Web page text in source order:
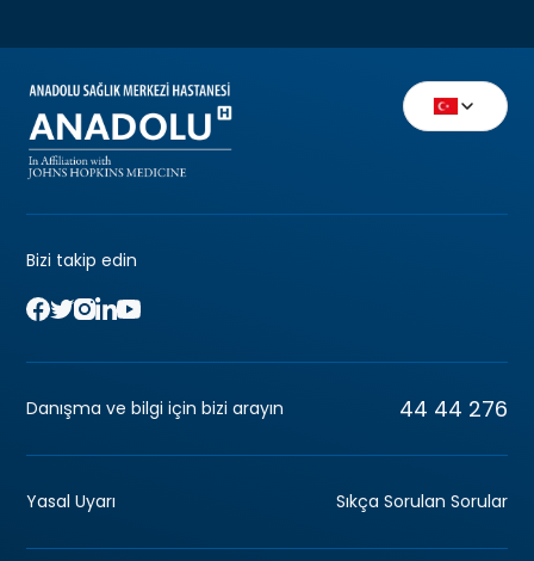
Bizi takip edin
Danışma ve bilgi için bizi arayın 44 44 276
Yasal Uyarı Sıkça Sorulan Sorular